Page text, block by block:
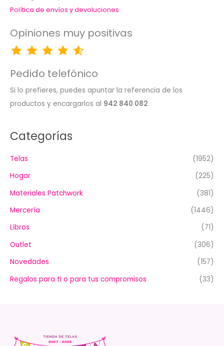
Política de envíos y devoluciones
Opiniones muy positivas
Pedido telefónico
Si lo prefieres, puedes apuntar la referencia de los
productos y encargarlos al 942 840 082
Categorías
Telas
(1952)
Hogar
(225)
Materiales Patchwork
(381)
Mercería
(1446)
Libros
(71)
Outlet
(306)
Novedades
(157)
Regalos para ti o para tus compromisos
(33)